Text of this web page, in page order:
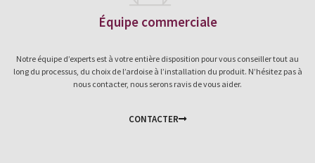
Équipe commerciale
Notre équipe d’experts est à votre entière disposition pour vous conseiller tout au
long du processus, du choix de l’ardoise à l’installation du produit. N’hésitez pas à
nous contacter, nous serons ravis de vous aider.
CONTACTER